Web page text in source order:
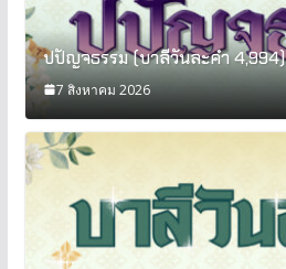
ปปัญจธรรม (บาลีวันละคำ 4,994)
7 สิงหาคม 2026